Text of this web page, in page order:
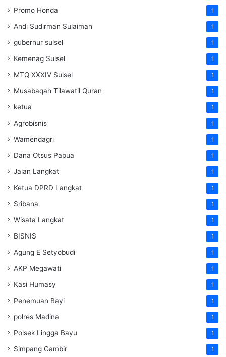
Promo Honda 1
Andi Sudirman Sulaiman 1
gubernur sulsel 1
Kemenag Sulsel 1
MTQ XXXIV Sulsel 1
Musabaqah Tilawatil Quran 1
ketua 1
Agrobisnis 1
Wamendagri 1
Dana Otsus Papua 1
Jalan Langkat 1
Ketua DPRD Langkat 1
Sribana 1
Wisata Langkat 1
BISNIS 1
Agung E Setyobudi 1
AKP Megawati 1
Kasi Humasy 1
Penemuan Bayi 1
polres Madina 1
Polsek Lingga Bayu 1
Simpang Gambir 1